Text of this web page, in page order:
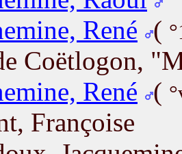
René (
Coëtlogon,
René (
Françoise